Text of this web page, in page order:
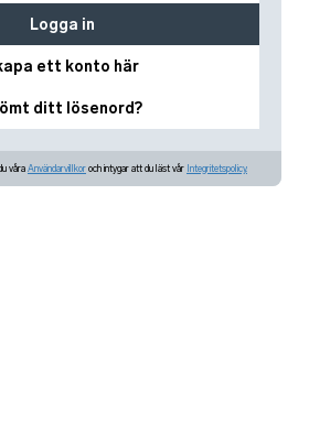
ett konto här
ditt lösenord?
Logga in
våra Användarvillkor och intygar att du läst vår Integritetspolicy.